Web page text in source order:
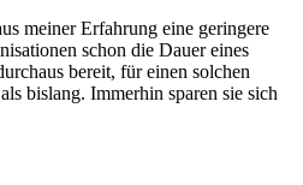
meiner Erfahrung eine geringere
schon die Dauer eines
bereit, für einen solchen
bislang. Immerhin sparen sie sich